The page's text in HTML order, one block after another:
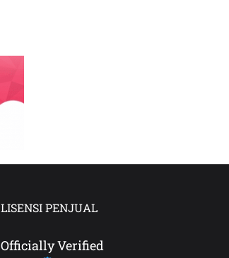
LISENSI PENJUAL
Officially Verified